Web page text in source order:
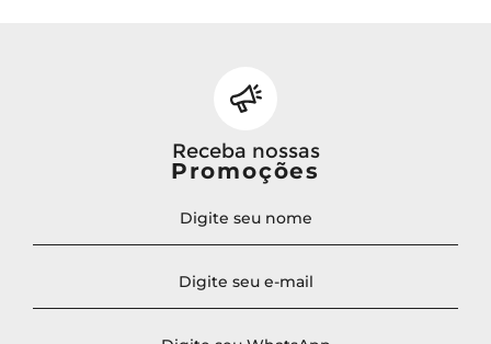
Receba nossas
Promoções